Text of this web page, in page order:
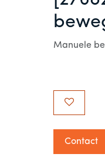
Manuele
Contact